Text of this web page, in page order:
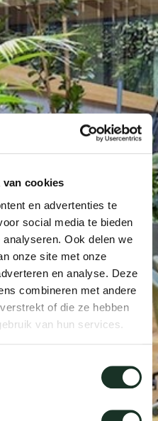
van cookies
en advertenties te
social media te bieden
Ook delen we
onze site met onze
en analyse. Deze
combineren met andere
of die ze hebben
van hun services.
dick
ineke
karel